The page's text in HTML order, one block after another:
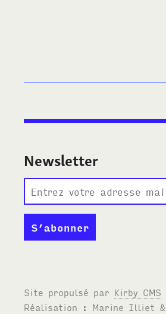
Newsletter
Site propulsé par Kirby CMS
Réalisation : Marine Illiet &